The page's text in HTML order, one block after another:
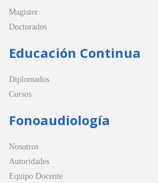
Magister
Doctorados
Educación Continua
Diplomados
Cursos
Fonoaudiología
Nosotros
Autoridades
Equipo Docente